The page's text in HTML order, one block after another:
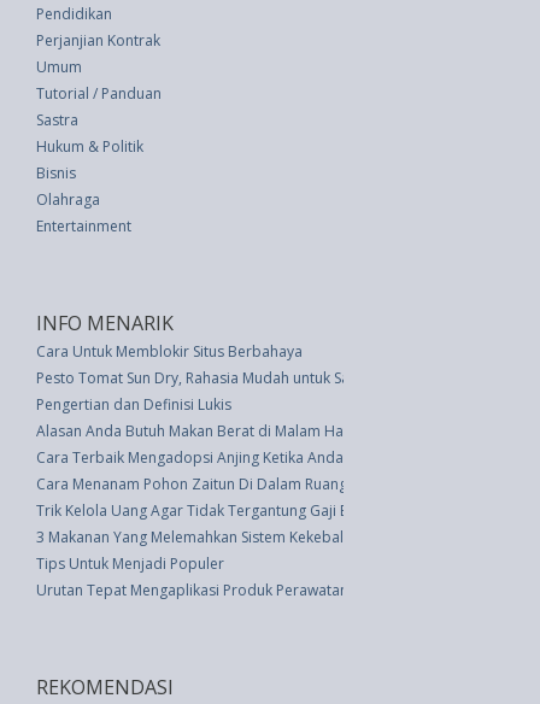
Pendidikan
Perjanjian Kontrak
Umum
Tutorial / Panduan
Sastra
Hukum & Politik
Bisnis
Olahraga
Entertainment
INFO MENARIK
Cara Untuk Memblokir Situs Berbahaya
Pesto Tomat Sun Dry, Rahasia Mudah untuk Saus & Sandwich Lebih
Pengertian dan Definisi Lukis
Alasan Anda Butuh Makan Berat di Malam Hari, Bagaimana Mengatasinya?
Cara Terbaik Mengadopsi Anjing Ketika Anda Memiliki Anak
Cara Menanam Pohon Zaitun Di Dalam Ruangan
Trik Kelola Uang Agar Tidak Tergantung Gaji Bulanan
3 Makanan Yang Melemahkan Sistem Kekebalan Tubuh Anda
Tips Untuk Menjadi Populer
Urutan Tepat Mengaplikasi Produk Perawatan Kulit - #1 Pagi Hari
REKOMENDASI